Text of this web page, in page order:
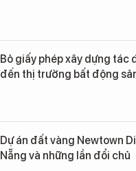
Bỏ giấy phép xây dựng tác
đến thị trường bất động
Dự án đất vàng Newtown
Nẵng và những lần đổi chủ